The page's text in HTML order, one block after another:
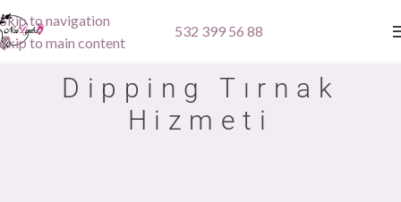
Skip to navigation
Skip to main content
532 399 56 88
Dipping Tırnak
Hizmeti